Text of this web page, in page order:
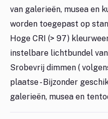
van galerieën, musea en
worden toegepast op
Hoge CRI (> 97)
instelbare lichtbundel
Srobevrij dimmen (
plaatse - Bijzonder
galerieën, musea en